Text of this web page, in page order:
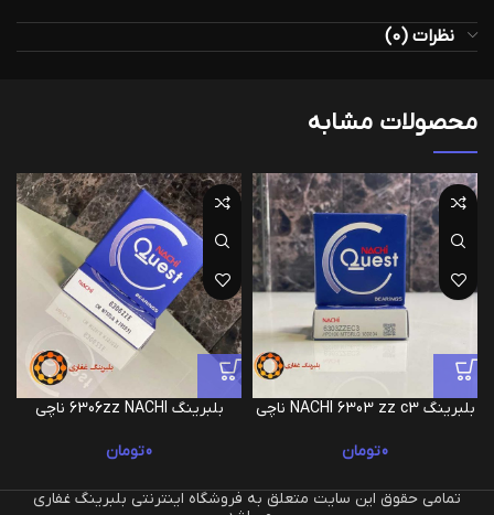
نظرات (0)
محصولات مشابه
بلبرینگ NACHI 6303 zz c3 ناچی
0تومان
بلبرینگ 6306zz NACHI ناچی
0تومان
تمامی حقوق این سایت متعلق به فروشگاه اینترنتی بلبرینگ غفاری